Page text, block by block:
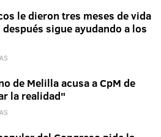
le dieron tres meses de vida
sigue ayudando a los
de Melilla acusa a CpM de
la realidad"